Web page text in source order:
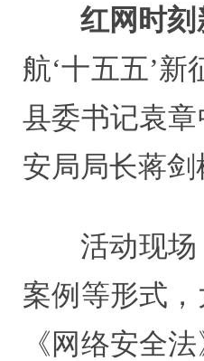
红网时刻
航‘十五五’
县委书记袁
安局局长蒋剑
活动现
案例等形式
《网络安全